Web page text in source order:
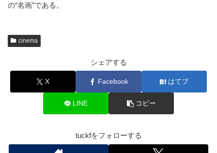
の“名画”である。
cinema
シェアする
X Facebook はてブ
LINE コピー
tuckfをフォローする